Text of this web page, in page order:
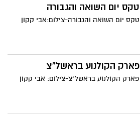
טקס יום השואה והגבורה
טקס יום השואה והגבורה-צילום:אבי קקון
פארק הקולנוע בראשל"צ
פארק הקולנוע בראשל"צ-צילום: אבי קקון